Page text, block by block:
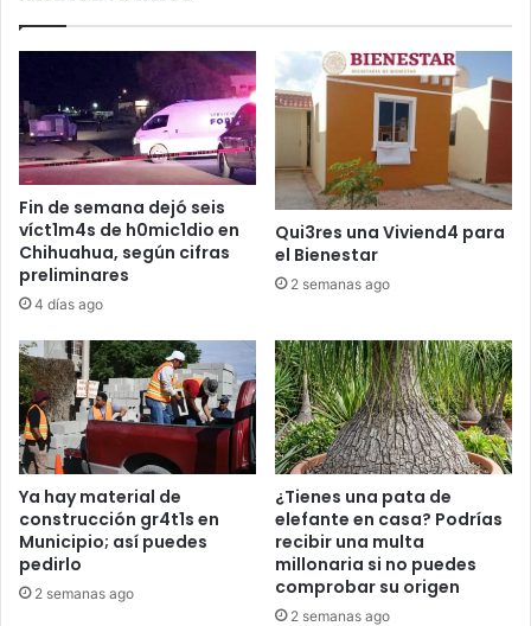
Fin de semana dejó seis
víct1m4s de h0mic1dio en
Chihuahua, según cifras
preliminares
4 días ago
Qui3res una Viviend4 para
el Bienestar
2 semanas ago
Ya hay material de
construcción gr4t1s en
Municipio; así puedes
pedirlo
2 semanas ago
¿Tienes una pata de
elefante en casa? Podrías
recibir una multa
millonaria si no puedes
comprobar su origen
2 semanas ago